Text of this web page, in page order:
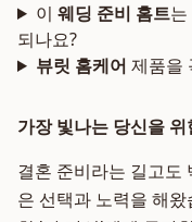
이 웨딩 준비 홈트는
되나요?
뷰릿 홈케어 제품을
가장 빛나는 당신을
결혼 준비라는 길고도
은 선택과 노력을 해